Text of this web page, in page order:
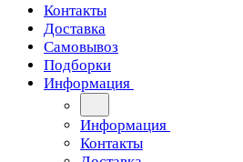
Контакты
Доставка
Самовывоз
Подборки
Информация
Информация
Контакты